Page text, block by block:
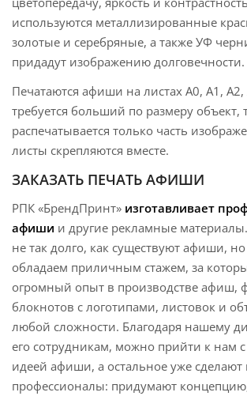
используются металлизированные
золотые и серебряные, а также УФ
придадут изображению долговечности.
Печатаются афиши на листах А0, А1, А2,
требуется больший по размеру объект,
распечатывается только часть
листы скрепляются вместе.
ЗАКАЗАТЬ ПЕЧАТЬ АФИШИ
РПК «БрендПринт» изготавливает
афиши и другие рекламные
не так долго, как существуют афиши,
обладаем приличным стажем, за
огромный опыт в производстве афиш,
блокнотов с логотипами, листовок и
любой сложности. Благодаря нашему
его сотрудникам, можно прийти к нам
идеей афиши, а остальное уже
профессионалы: придумают концепцию,